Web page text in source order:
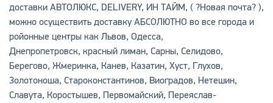
доставки АВТОЛЮКС, DELIVERY, ИН ТАЙМ, ( ?Новая почта? ),
можно осуществить доставку АБСОЛЮТНО во все города и
ройонные центры как Львов, Одесса,
Днепропетровск, красный лиман, Сарны, Селидово,
Берегово, Жмеринка, Канев, Казатин, Хуст, Глухов,
Золотоноша, Староконстантинов, Виоградов, Нетешин,
Славута, Коростышев, Первомайский, Переяслав-